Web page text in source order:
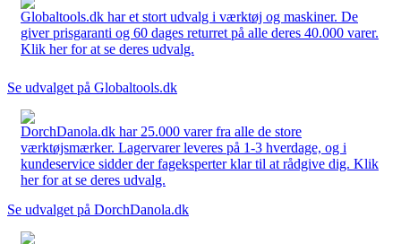
Globaltools.dk har et stort udvalg i værktøj og maskiner. De
giver prisgaranti og 60 dages returret på alle deres 40.000 varer.
Klik her for at se deres udvalg.
Se udvalget på Globaltools.dk
DorchDanola.dk har 25.000 varer fra alle de store
værktøjsmærker. Lagervarer leveres på 1-3 hverdage, og i
kundeservice sidder der fageksperter klar til at rådgive dig. Klik
her for at se deres udvalg.
Se udvalget på DorchDanola.dk